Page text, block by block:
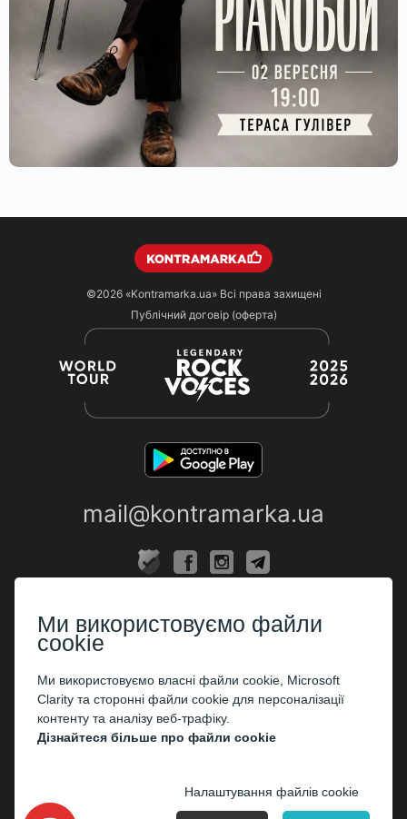
©2026 «Kontramarka.ua»Всі права захищені
Публічний договір (оферта)
mail@kontramarka.ua
Каси
ПАРТНЕРАМ
Організаторам
Корпоративним клієнтам
Ми використовуємо файли
cookie
Ми використовуємо власні файли cookie, Microsoft
Clarity та сторонні файли cookie для персоналізації
контенту та аналізу веб-трафіку.
Дізнайтеся більше про файли cookie
Налаштування файлів cookie